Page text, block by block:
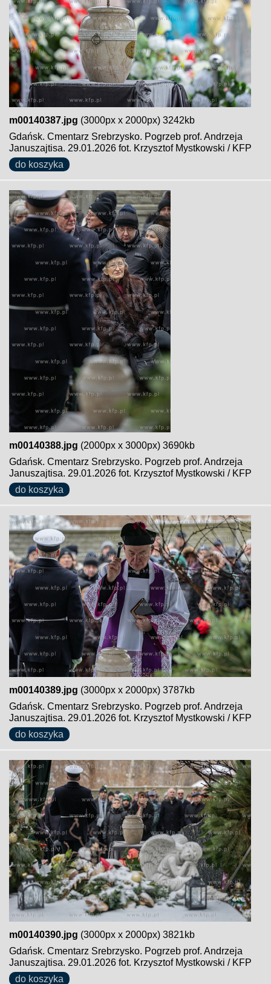
m00140387.jpg (3000px x 2000px) 3242kb
Gdańsk. Cmentarz Srebrzysko. Pogrzeb prof. Andrzeja
Januszajtisa. 29.01.2026 fot. Krzysztof Mystkowski / KFP
do koszyka
m00140388.jpg (2000px x 3000px) 3690kb
Gdańsk. Cmentarz Srebrzysko. Pogrzeb prof. Andrzeja
Januszajtisa. 29.01.2026 fot. Krzysztof Mystkowski / KFP
do koszyka
m00140389.jpg (3000px x 2000px) 3787kb
Gdańsk. Cmentarz Srebrzysko. Pogrzeb prof. Andrzeja
Januszajtisa. 29.01.2026 fot. Krzysztof Mystkowski / KFP
do koszyka
m00140390.jpg (3000px x 2000px) 3821kb
Gdańsk. Cmentarz Srebrzysko. Pogrzeb prof. Andrzeja
Januszajtisa. 29.01.2026 fot. Krzysztof Mystkowski / KFP
do koszyka